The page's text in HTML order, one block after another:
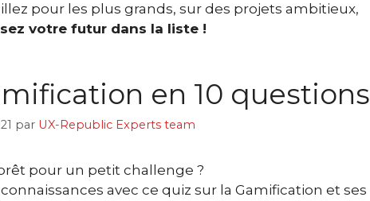
pour les plus grands, sur des projets ambitieux,
votre futur dans la liste !
en 10 questions
par UX-Republic Experts team
pour un petit challenge ?
avec ce quiz sur la Gamification et ses